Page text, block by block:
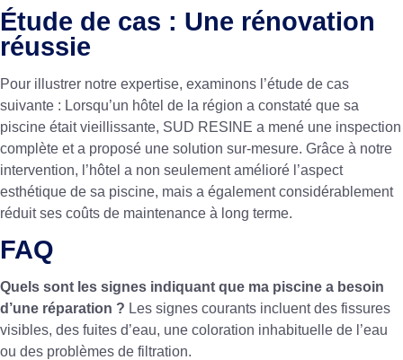
Étude de cas : Une rénovation
réussie
Pour illustrer notre expertise, examinons l’étude de cas
suivante : Lorsqu’un hôtel de la région a constaté que sa
piscine était vieillissante, SUD RESINE a mené une inspection
complète et a proposé une solution sur-mesure. Grâce à notre
intervention, l’hôtel a non seulement amélioré l’aspect
esthétique de sa piscine, mais a également considérablement
réduit ses coûts de maintenance à long terme.
FAQ
Quels sont les signes indiquant que ma piscine a besoin
d’une réparation ? Les signes courants incluent des fissures
visibles, des fuites d’eau, une coloration inhabituelle de l’eau
ou des problèmes de filtration.